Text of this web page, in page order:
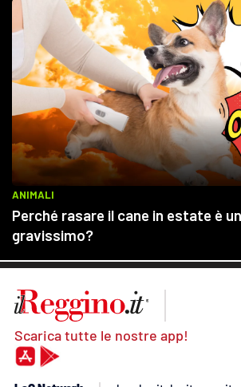
Scarica tutte le nostre app!